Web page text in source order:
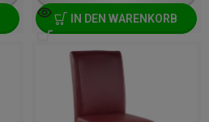
IN DEN WARENKORB